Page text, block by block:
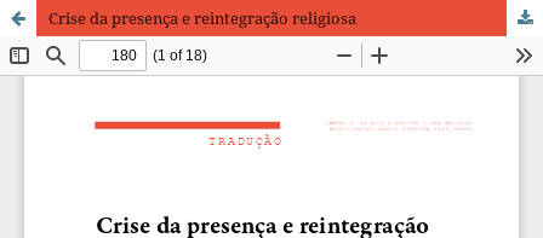
Crise da presença e reintegração religiosa